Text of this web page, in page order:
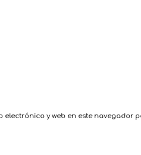
electrónico y web en este navegador